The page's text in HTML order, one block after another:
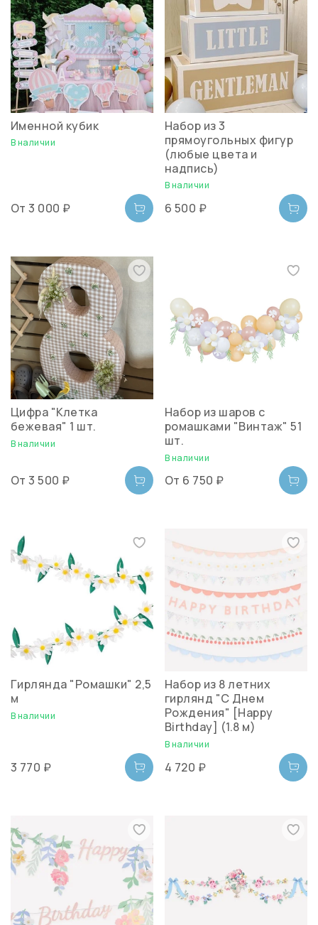
Именной кубик
В наличии
От 3 000 ₽
Набор из 3
прямоугольных фигур
(любые цвета и
надпись)
В наличии
6 500 ₽
Цифра "Клетка
бежевая" 1 шт.
В наличии
От 3 500 ₽
Набор из шаров с
ромашками "Винтаж" 51
шт.
В наличии
От 6 750 ₽
Гирлянда "Ромашки" 2,5
м
В наличии
3 770 ₽
Набор из 8 летних
гирлянд "С Днем
Рождения" [Happy
Birthday] (1.8 м)
В наличии
4 720 ₽